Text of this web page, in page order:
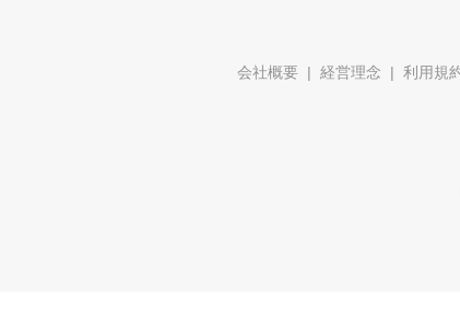
会社概要 経営理念 利用規